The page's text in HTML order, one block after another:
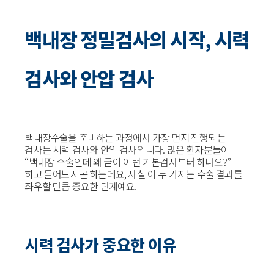
백내장 정밀검사의 시작, 시력
검사와 안압 검사
백내장수술을 준비하는 과정에서 가장 먼저 진행되는
검사는 시력 검사와 안압 검사입니다. 많은 환자분들이
“백내장 수술인데 왜 굳이 이런 기본검사부터 하나요?”
하고 물어보시곤 하는데요, 사실 이 두 가지는 수술 결과를
좌우할 만큼 중요한 단계예요.
시력 검사가 중요한 이유